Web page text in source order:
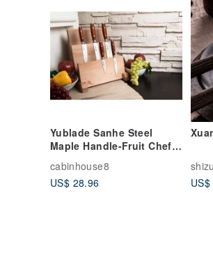
Yublade Sanhe Steel
Maple Handle-Fruit Chef's
Knife, Carving Knife
Series
cabinhouse8
US$ 28.96